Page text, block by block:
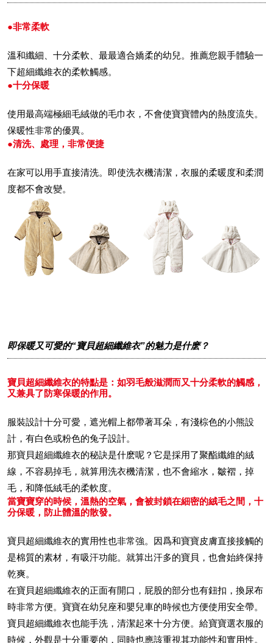
●非常柔軟
溫和纖細、十分柔軟、最最適合嬌柔的幼兒。推薦您親手體驗一
下超細纖維衣的柔軟觸感。
●十分保暖
使用最高端極細毛絨做的毛巾衣，不會使寶寶體內的熱度流失。
保暖性非常的優異。
●清洗、處理，非常便捷
在家可以用手直接清洗。即使洗衣機清潔，衣服的柔暖度和柔潤
度都不會改變。
即保暖又可愛的“寶貝超細纖維衣”的魅力是什麽？
寶貝超細纖維衣的特點是：如羽毛般滋潤而又十分柔軟的觸感，
又兼具了防寒保暖的作用。
服裝設計十分可愛，遮光帽上都帶著耳朵，有淺棕色的小熊設
計，有白色或粉色的兔子設計。
那寶貝超細纖維衣的秘訣是什麽呢？它是採用了聚酯纖維的絨
線，不容易掉毛，就算用洗衣機清潔，也不會縮水，皺褶，掉
毛，和降低絨毛的柔軟度。
當寶寶穿的時候，溫熱的空氣，會被封鎖在細密的絨毛之間，十
分保暖，防止體溫的散發。
寶貝超細纖維衣的實用性也非常強。因爲和寶寶皮膚直接接觸的
是棉質的素材，有吸汗功能。就算出汗多的寶貝，也會始終保持
乾爽。
在寶貝超細纖維衣的正面有開口，屁股的部分也有鈕扣，換尿布
時非常方便。寶寶在幼兒座和嬰兒車的時候也方便使用安全帶。
寶貝超細纖維衣也能手洗，清潔起來十分方便。給寶寶選衣服的
時候，外觀是十分重要的，同時也應該重視其功能性和實用性。